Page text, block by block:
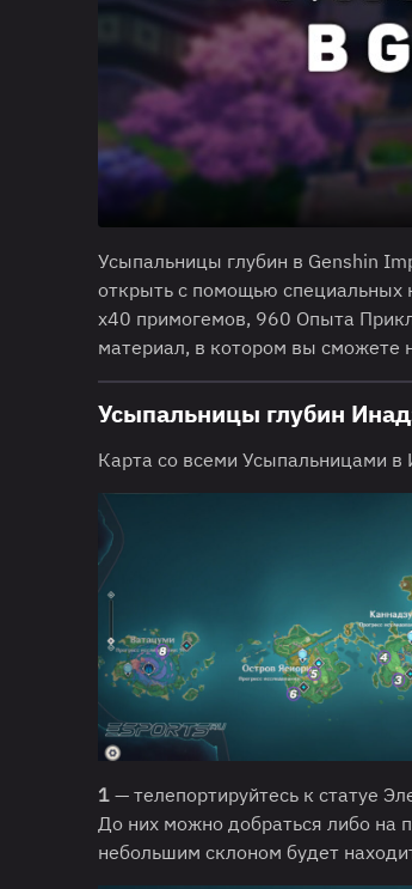
Усыпальницы глубин в Genshin
открыть с помощью специальных
х40 примогемов, 960 Опыта
материал, в котором вы сможете
Усыпальницы глубин
Карта со всеми Усыпальницами
1 — телепортируйтесь к статуе
До них можно добраться либо на
небольшим склоном будет